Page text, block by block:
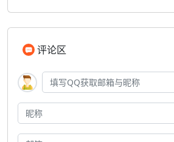
评论区